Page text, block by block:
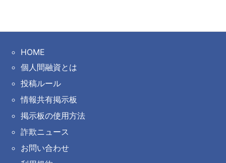
HOME
個人間融資とは
投稿ルール
情報共有掲示板
掲示板の使用方法
詐欺ニュース
お問い合わせ